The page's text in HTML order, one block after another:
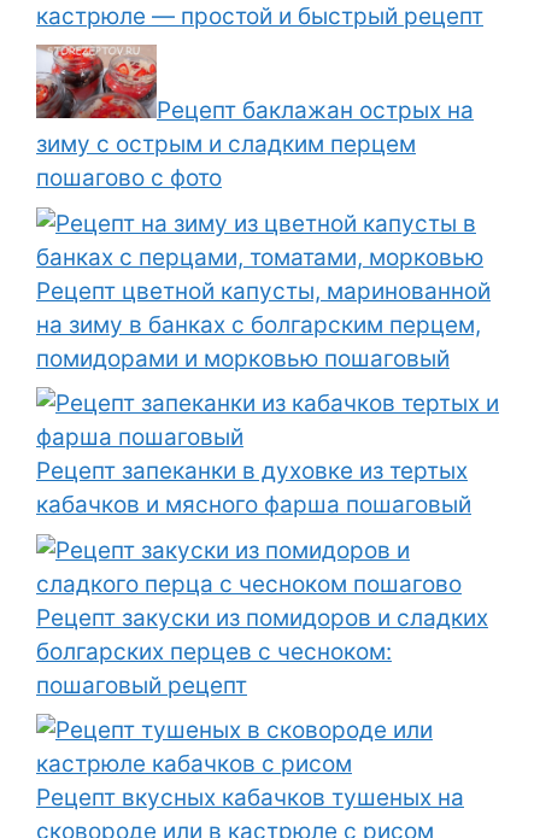
кастрюле — простой и быстрый рецепт
Рецепт баклажан острых на
зиму с острым и сладким перцем
пошагово с фото
Рецепт цветной капусты, маринованной
на зиму в банках с болгарским перцем,
помидорами и морковью пошаговый
Рецепт запеканки в духовке из тертых
кабачков и мясного фарша пошаговый
Рецепт закуски из помидоров и сладких
болгарских перцев с чесноком:
пошаговый рецепт
Рецепт вкусных кабачков тушеных на
сковороде или в кастрюле с рисом